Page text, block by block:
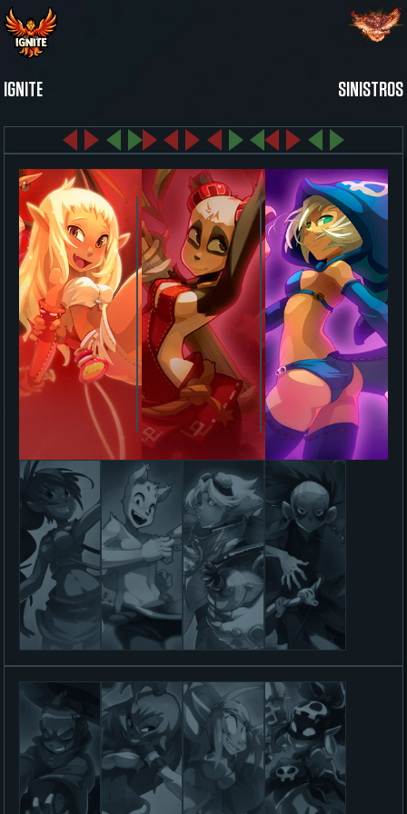
IGNITE SINISTROS